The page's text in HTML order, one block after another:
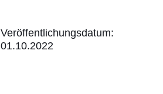
:20
Veröffentlichungsdatum:
01.10.2022